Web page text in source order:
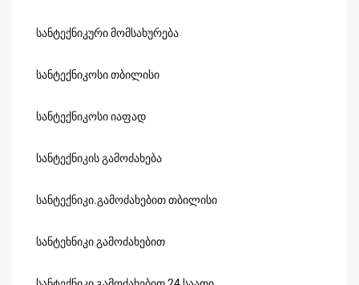
სანტექნიკური მომსახურება
სანტექნიკოსი თბილისი
სანტექნიკოსი იაფად
სანტექნიკის გამოძახება
სანტექნიკი.გამოძახებით თბილისი
სანტეხნიკი გამოძახებით